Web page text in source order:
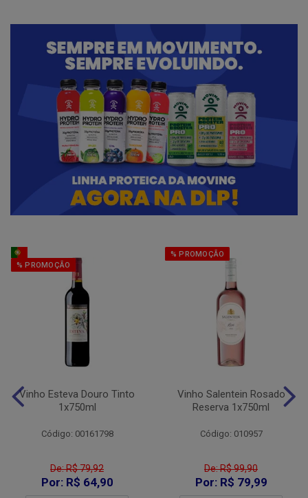
% PROMOÇÃO
Vinho Esteva Douro Tinto
1x750ml
Código: 00161798
De: R$ 79,92
Por: R$ 64,90
% PROMOÇÃO
Vinho Salentein Rosado
Reserva 1x750ml
Código: 010957
De: R$ 99,90
Por: R$ 79,99